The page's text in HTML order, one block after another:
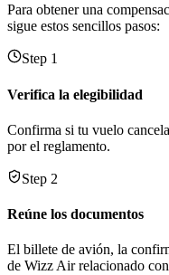
Para obtener una
sigue estos sencillos pasos:
Step 1
Verifica la elegibilidad
Confirma si tu vuelo
por el reglamento.
Step 2
Reúne los documentos
El billete de avión, la
de Wizz Air relacionado